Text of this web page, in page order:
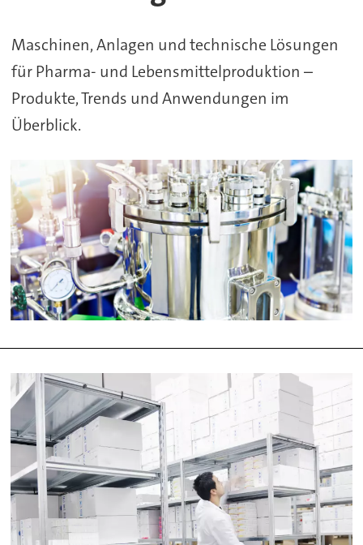
Pharma+Food
Maschinen, Anlagen und technische Lösungen
für Pharma- und Lebensmittelproduktion –
Produkte, Trends und Anwendungen im
Überblick.